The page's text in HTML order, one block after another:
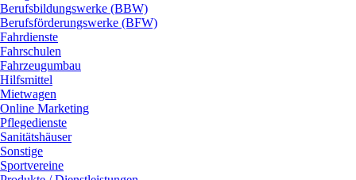
Berufsbildungswerke (BBW)
Berufsförderungswerke (BFW)
Fahrdienste
Fahrschulen
Fahrzeugumbau
Hilfsmittel
Mietwagen
Online Marketing
Pflegedienste
Sanitätshäuser
Sonstige
Sportvereine